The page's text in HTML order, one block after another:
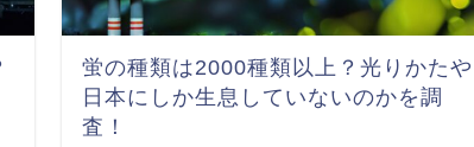
蛍の種類は2000種類以上？光りかたや
日本にしか生息していないのかを調
査！